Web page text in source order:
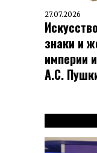
27.07.2026
знаки и
империи
А.С.